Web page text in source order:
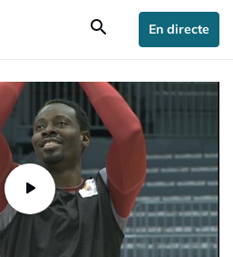
search En directe